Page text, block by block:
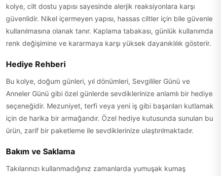
kolye, cilt dostu yapısı sayesinde alerjik reaksiyonlara karşı
güvenlidir. Nikel içermeyen yapısı, hassas ciltler için bile güvenle
kullanılmasına olanak tanır. Kaplama tabakası, günlük kullanımda
renk değişimine ve kararmaya karşı yüksek dayanıklılık gösterir.
Hediye Rehberi
Bu kolye, doğum günleri, yıl dönümleri, Sevgililer Günü ve
Anneler Günü gibi özel günlerde sevdiklerinize anlamlı bir hediye
seçeneğidir. Mezuniyet, terfi veya yeni iş gibi başarıları kutlamak
için de harika bir armağandır. Özel hediye kutusunda sunulan bu
ürün, zarif bir paketleme ile sevdiklerinize ulaştırılmaktadır.
Bakım ve Saklama
Takılarınızı kullanmadığınız zamanlarda yumuşak kumaş